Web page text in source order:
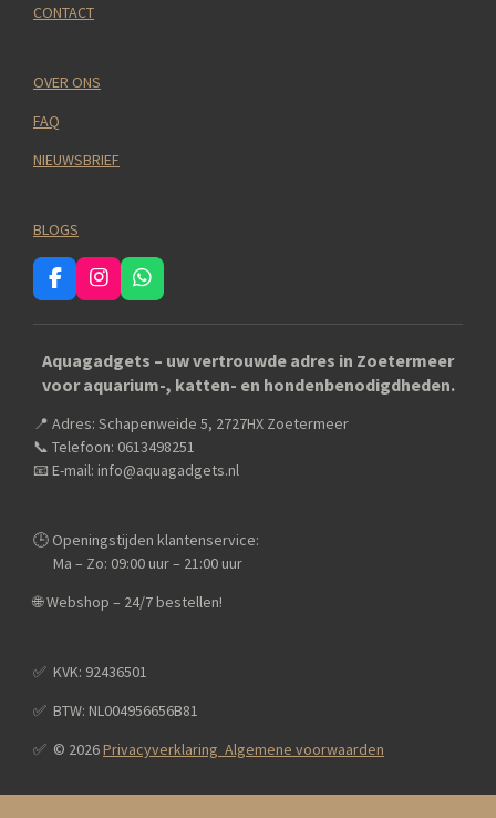
CONTACT
OVER ONS
FAQ
NIEUWSBRIEF
BLOGS
F
a
c
b
o
k
I
n
s
a
g
a
m
W
h
a
s
A
p
Aquagadgets – uw vertrouwde adres in Zoetermeer
voor aquarium-, katten- en hondenbenodigdheden.
📍 Adres: Schapenweide 5, 2727HX Zoetermeer
📞 Telefoon: 0613498251
📧 E-mail: info@aquagadgets.nl
🕒 Openingstijden klantenservice:
Ma – Zo: 09:00 uur – 21:00 uur
🌐 Webshop – 24/7 bestellen!
✅️ KVK: 92436501
✅️ BTW: NL004956656B81
✅️ © 2026Privacyverklaring Algemene voorwaarden